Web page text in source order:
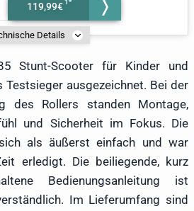
119,99€
Details
Stunt-Scooter für Kinder und
Testsieger ausgezeichnet. Bei der
des Rollers standen Montage,
und Sicherheit im Fokus. Die
als äußerst einfach und war
erledigt. Die beiliegende, kurz
Bedienungsanleitung ist
Im Lieferumfang sind